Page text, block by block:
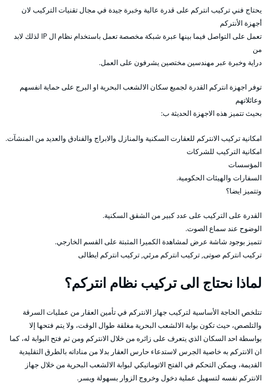
يحتاج فني تركيب انتركم على قدرة عالية وخبرة جيدة في مجال تقنيات التركيب لان
أجهزة الأنتركم
تعمل على التواصل فيما بينها عبرة شبكة مخصصة تعمل باستخدام نظام ال IP لذلك لابد
من
دراية وخبرة عبر مهندسين مختصين يشرفون على العمل.
توفر اجهزة انتركم القدرة لجميع سكان الالشعب البحرية او البرج على حماية انفسهم
وعائلاتهم
بحيث تتميز هذه الاجهزة الحديثة ب:
امكانية تركيب الانتركم للعقارت السكنية والمنازل والابراج والفنادق والعديد من المنشآت.
امكانية التركيب للشركات
المؤسسات
السفارات والهيئات الحكومية.
وتتميز ايضا؟
القدرة على التركيب على عدد كبير من الشقق السكنية.
الوضوح عند سماع الصوت.
تتميز بوجود شاشة عرض لمشاهدة الكميرا المثبتة على القسم الخارجي.
تركيب انتركم صوتى, تركيب انتركم مرئي, تركيب انتركم ايطالى
لماذا نحتاج الى تركيب نظام انتركم؟
تتلخص الحاجة الأساسية لتركيب جهاز الانتركم في تأمين العقار من عمليات السرقة
والتلصص، حيث تكون بوابة الالشعب البحرية مغلقة طوال الوقت، ولا يتم فتحها إلا
بواسطة احد السكان الذي يتعرف على زائره من خلال الانتركم ومن ثم فتح البوابة له، كما
ان الانتركم به خاصية الجرس لاستدعاء حارس العقار بدلا من مناداته بالطرق التقليدية
القديمة، ويمكن التحكم في الفتح الاتوماتيكي لبوابة الالشعب البحرية من خلال جهاز
الانتركم نفسه لتسهيل عملية دخول وخروج الزوار بسهولة ويسر.